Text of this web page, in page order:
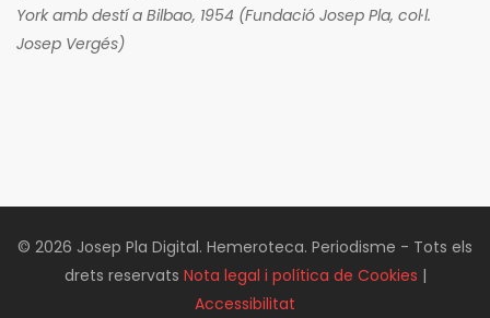
York amb destí a Bilbao, 1954 (Fundació Josep Pla, col·l.
Josep Vergés)
© 2026 Josep Pla Digital. Hemeroteca. Periodisme - Tots els
drets reservats Nota legal i política de Cookies |
Accessibilitat